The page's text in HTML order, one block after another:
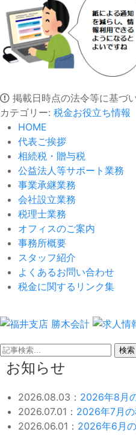
掲載日時点の法令等に基づ
カテゴリー: 税金お役立ち情報
HOME
代表ご挨拶
相続税・贈与税
公益法人等サポート業務
事業承継業務
会社設立業務
税理士業務
オフィスのご案内
事務所概要
スタッフ紹介
よくあるお問い合わせ
税金に関するリンク集
検索
お知らせ
2026.08.03： 2026年8月
2026.07.01： 2026年7月
2026.06.01： 2026年6月